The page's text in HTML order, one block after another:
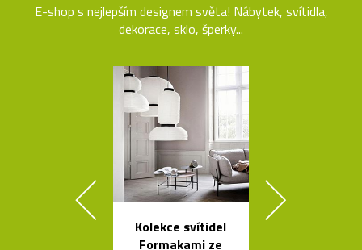
E-shop s nejlepším designem světa! Nábytek, svítidla,
dekorace, sklo, šperky...
Kolekce svítidel
Formakami ze